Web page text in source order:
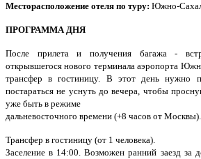
Месторасположение отеля по туру: Южно-
ПРОГРАММА ДНЯ
После прилета и получения багажа -
открывшегося нового терминала аэропорта
трансфер в гостиницу. В этот день нужно
постараться не уснуть до вечера, чтобы
уже быть в режиме
дальневосточного времени (+8 часов от Москвы).
Трансфер в гостиницу (от 1 человека).
Заселение в 14:00. Возможен ранний заезд за